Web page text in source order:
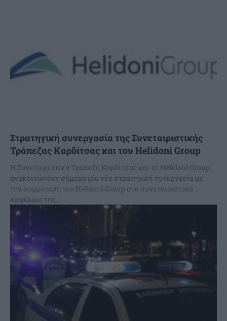
Στρατηγική συνεργασία της Συνεταιριστικής
Τράπεζας Καρδίτσας και του Helidoni Group
Η Συνεταιριστική Τράπεζα Καρδίτσας και το Helidoni Group
ανακοινώνουν σήμερα μία νέα στρατηγική συνεργασία με
την συμμετοχή του Helidoni Group στο συνεταιριστικό
κεφάλαιο της...